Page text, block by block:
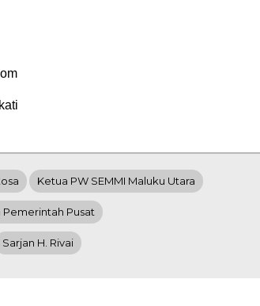
Ketua PW SEMMI Maluku Utara
Pusat
Sarjan H. Rivai